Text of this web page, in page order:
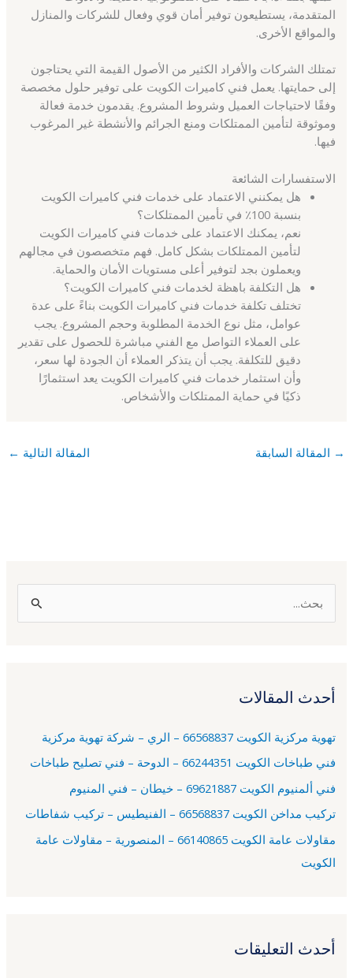
المتقدمة، يستطيعون توفير أمان قوي وفعال للشركات والمنازل
والمواقع الأخرى.
تمتلك الشركات والأفراد الكثير من الأصول القيمة التي يحتاجون
إلى حمايتها. يعمل فني كاميرات الكويت على توفير حلول مخصصة
وفقًا لاحتياجات العميل وشروط المشروع. يقدمون خدمة فعالة
وموثوقة لتأمين الممتلكات ومنع الجرائم والأنشطة غير المرغوب
فيها.
الاستفسارات الشائعة
هل يمكنني الاعتماد على خدمات فني كاميرات الكويت
بنسبة 100٪ في تأمين الممتلكات؟
نعم، يمكنك الاعتماد على خدمات فني كاميرات الكويت
لتأمين الممتلكات بشكل كامل. فهم متخصصون في مجالهم
ويعملون بجد لتوفير أعلى مستويات الأمان والحماية.
هل التكلفة باهظة لخدمات فني كاميرات الكويت؟
تختلف تكلفة خدمات فني كاميرات الكويت بناءً على عدة
عوامل، مثل نوع الخدمة المطلوبة وحجم المشروع. يجب
على العملاء التواصل مع الفني مباشرة للحصول على تقدير
دقيق للتكلفة. يجب أن يتذكر العملاء أن الجودة لها سعر،
وأن استثمار خدمات فني كاميرات الكويت يعد استثمارًا
ذكيًا في حماية الممتلكات والأشخاص.
→ المقالة السابقة المقالة التالية ←
ث
ن
:
أحدث المقالات
تهوية مركزية الكويت 66568837 – الري – شركة تهوية مركزية
فني طباخات الكويت 66244351 – الدوحة – فني تصليح طباخات
فني ألمنيوم الكويت 69621887 – خيطان – فني المنيوم
تركيب مداخن الكويت 66568837 – الفنيطيس – تركيب شفاطات
مقاولات عامة الكويت 66140865 – المنصورية – مقاولات عامة
الكويت
أحدث التعليقات